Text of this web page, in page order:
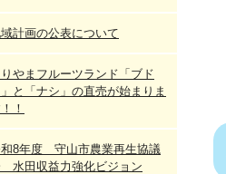
計画の公表について
りやまフルーツランド「ブド
と「ナシ」の直売が始まりま
！
8年度 守山市農業再生協議
水田収益力強化ビジョン